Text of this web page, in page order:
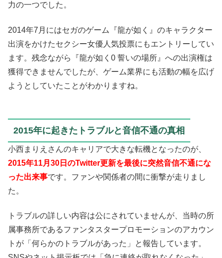
力の一つでした。
2014年7月にはセガのゲーム『龍が如く』のキャラクター
出演をかけたセクシー女優人気投票にもエントリーしてい
ます。残念ながら『龍が如く0 誓いの場所』への出演権は
獲得できませんでしたが、ゲーム業界にも活動の幅を広げ
ようとしていたことがわかりますね。
2015年に起きたトラブルと音信不通の真相
小西まりえさんのキャリアで大きな転機となったのが、
2015年11月30日のTwitter更新を最後に突然音信不通にな
った出来事です。ファンや関係者の間に衝撃が走りまし
た。
トラブルの詳しい内容は公にされていませんが、当時の所
属事務所であるファンタスタープロモーションのアカウン
トが「何らかのトラブルがあった」と報告しています。